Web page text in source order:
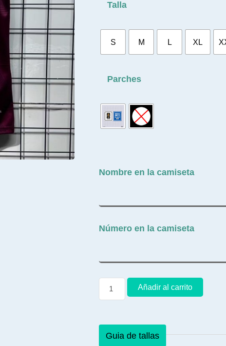
Talla
S M L XL
Parches
Nombre en la camiseta
Número en la camiseta
Añadir al carrito
Guia de tallas